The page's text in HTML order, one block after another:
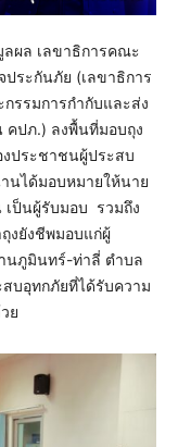
ผล เลขาธิการคณะ
ประกันภัย (เลขาธิการ
รรมการกำกับและส่ง
คปภ.) ลงพื้นที่มอบถุง
งประชาชนผู้ประสบ
นได้มอบหมายให้นาย
ป็นผู้รับมอบ รวมถึง
งยังชีพมอบแก่ผู้
นภูมินทร์-ท่าลี่ ตำบล
สบอุทกภัยที่ได้รับความ
ย